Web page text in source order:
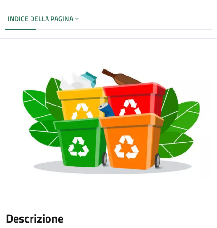
INDICE DELLA PAGINA
Descrizione